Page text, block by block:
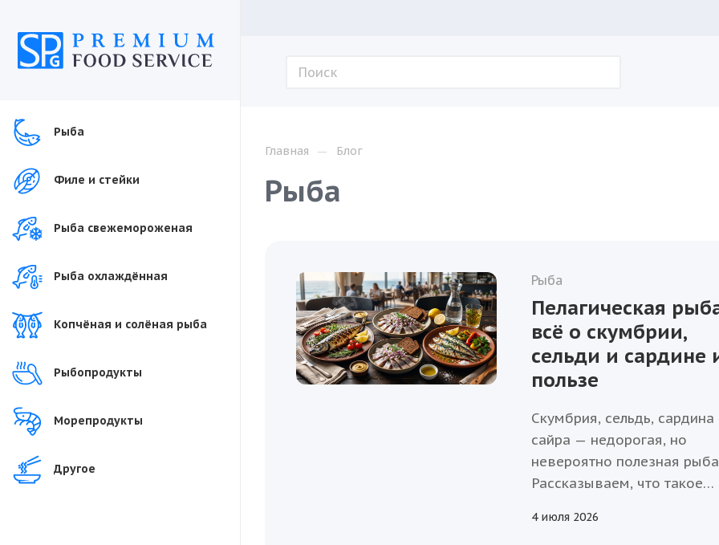
Рыба
Филе и стейки
Рыба свежемороженая
Рыба охлаждённая
Копчёная и солёная рыба
Рыбопродукты
Морепродукты
Другое
Главная — Блог
Рыба
Рыба
4 июля 2026
Пелагическая
всё о скумбрии,
сельди и сардине
пользе
Скумбрия, сельдь, сардина
сайра — недорогая, но
невероятно полезная
Рассказываем, что такое
ценны для здоровья и как